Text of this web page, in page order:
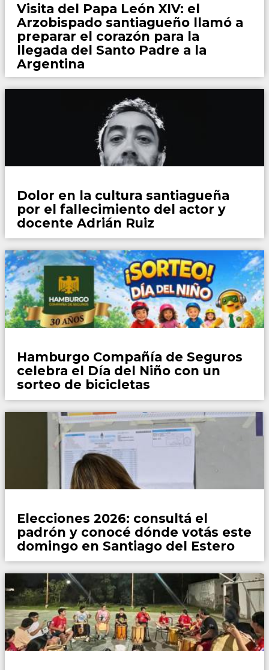
Visita del Papa León XIV: el
Arzobispado santiagueño llamó a
preparar el corazón para la
llegada del Santo Padre a la
Argentina
Dolor en la cultura santiagueña
por el fallecimiento del actor y
docente Adrián Ruiz
Hamburgo Compañía de Seguros
celebra el Día del Niño con un
sorteo de bicicletas
Elecciones 2026: consultá el
padrón y conocé dónde votás este
domingo en Santiago del Estero